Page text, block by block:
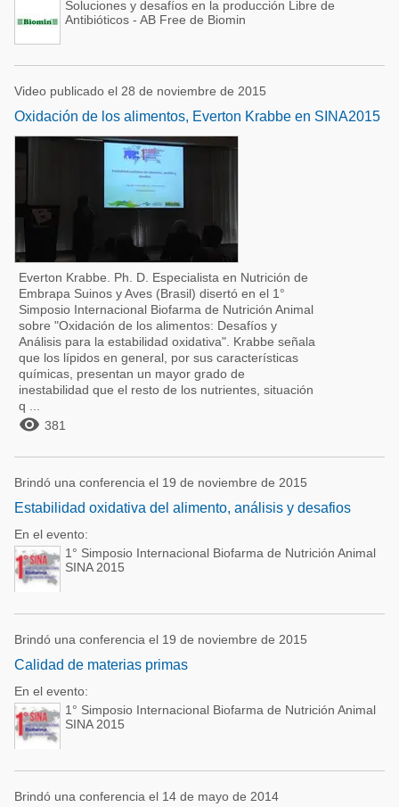
Soluciones y desafíos en la producción Libre de
Antibióticos - AB Free de Biomin
Video publicado el 28 de noviembre de 2015
Oxidación de los alimentos, Everton Krabbe en SINA2015
Everton Krabbe. Ph. D. Especialista en Nutrición de
Embrapa Suinos y Aves (Brasil) disertó en el 1°
Simposio Internacional Biofarma de Nutrición Animal
sobre "Oxidación de los alimentos: Desafíos y
Análisis para la estabilidad oxidativa". Krabbe señala
que los lípidos en general, por sus características
químicas, presentan un mayor grado de
inestabilidad que el resto de los nutrientes, situación
q ...
 381
Brindó una conferencia el 19 de noviembre de 2015
Estabilidad oxidativa del alimento, análisis y desafios
En el evento:
1° Simposio Internacional Biofarma de Nutrición Animal
SINA 2015
Brindó una conferencia el 19 de noviembre de 2015
Calidad de materias primas
En el evento:
1° Simposio Internacional Biofarma de Nutrición Animal
SINA 2015
Brindó una conferencia el 14 de mayo de 2014